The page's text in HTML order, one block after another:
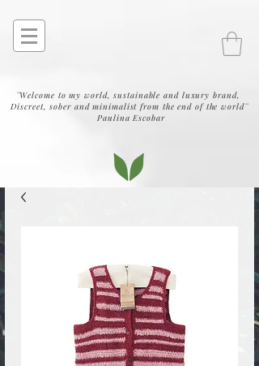
¨Welcome to my world, sustainable and luxury brand,
Discreet, sober and minimalist from the end of the world¨
Paulina Escobar